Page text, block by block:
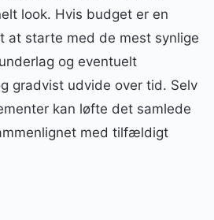
look. Hvis budget er en
at starte med de mest synlige
og eventuelt
gradvist udvide over tid. Selv
kan løfte det samlede
med tilfældigt